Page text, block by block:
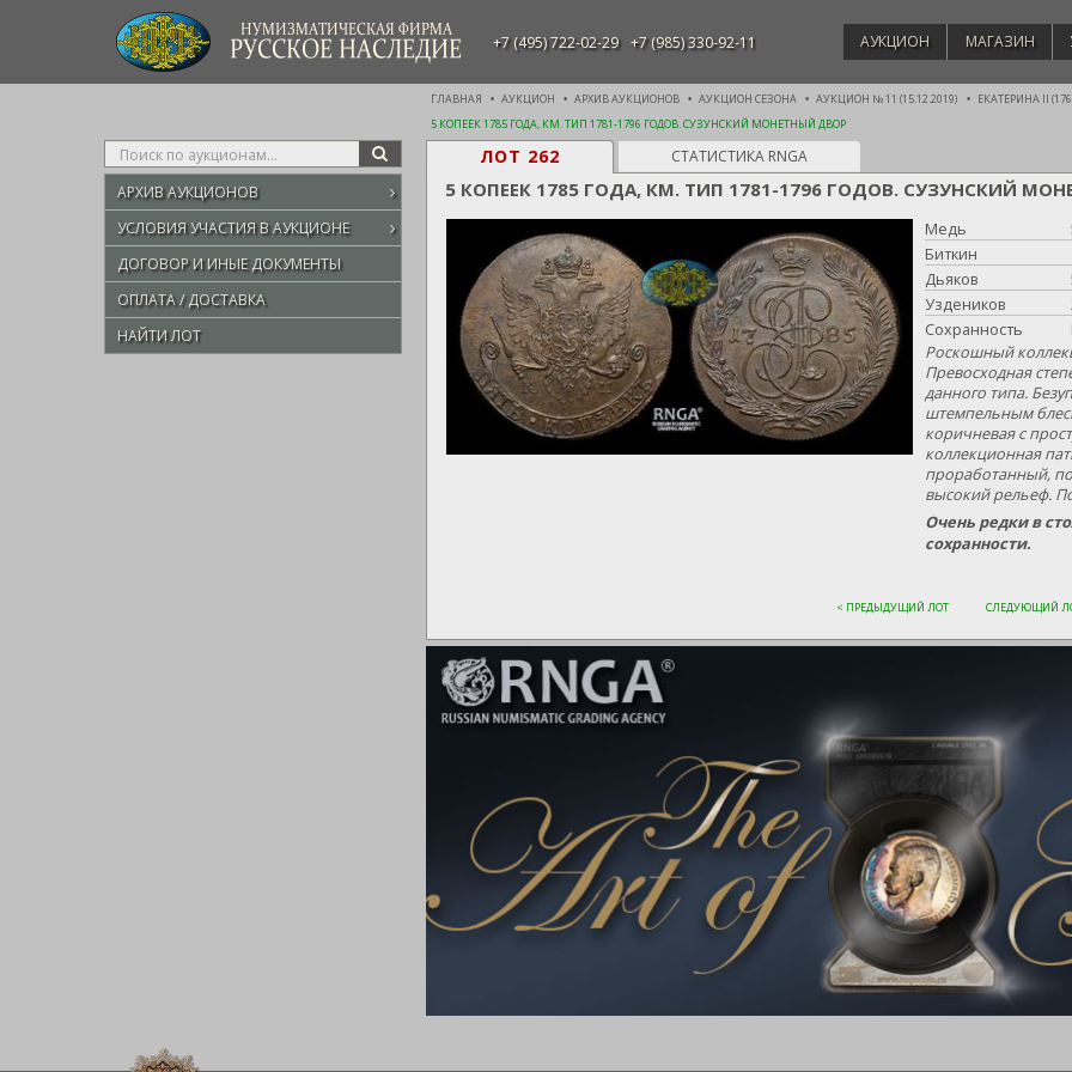
НУМИЗМАТИЧЕСКАЯ ФИРМА
РУССКОЕ НАСЛЕДИЕ +7 (495) 722-02-29 +7 (985) 330-92-11 АУКЦИОН МАГАЗИН
ГЛАВНАЯ АУКЦИОН АРХИВ АУКЦИОНОВ АУКЦИОН СЕЗОНА АУКЦИОН № 11 (15.12.2019)
ЕКАТЕРИНА II
5 КОПЕЕК 1785 ГОДА, КМ. ТИП 1781-1796 ГОДОВ. СУЗУНСКИЙ МОНЕТНЫЙ ДВОР
Type
your
search
here
SEARCH
АРХИВ АУКЦИОНОВ
УСЛОВИЯ УЧАСТИЯ В АУКЦИОНЕ
ДОГОВОР И ИНЫЕ ДОКУМЕНТЫ
ОПЛАТА / ДОСТАВКА
НАЙТИ ЛОТ
ЛОТ 262 СТАТИСТИКА RNGA
5 КОПЕЕК 1785 ГОДА, КМ. ТИП 1781-1796 ГОДОВ. СУЗУНСКИЙ
Медь
Биткин
Дьяков
Уздеников
Сохранность
Роскошный
Превосходная
данного типа.
штемпельным
коричневая с
коллекционная
проработанный,
высокий рельеф.
Очень редки в
сохранности.
< ПРЕДЫДУЩИЙ ЛОТ СЛЕДУЮЩИЙ